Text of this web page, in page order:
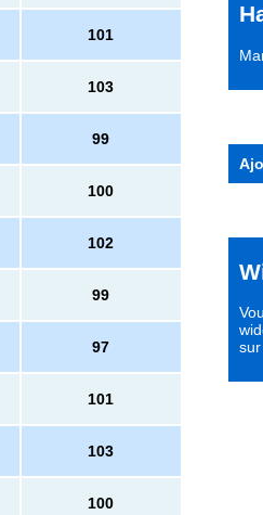
101
103
99
100
102
99
97
101
103
100